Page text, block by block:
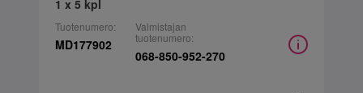
1 x 5 kpl
Tuotenumero:
MD177902
Valmistajan
tuotenumero:
068-850-952-270